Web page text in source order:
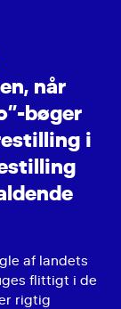
en, når
”-bøger
estilling i
stilling
ldende
af landets
flittigt i de
rigtig